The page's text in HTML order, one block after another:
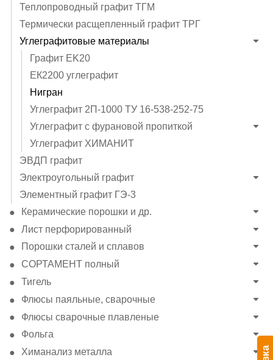
Теплопроводный графит ТГМ
Термически расщепленный графит ТРГ
Углеграфитовые материалы
Графит EK20
ЕК2200 углеграфит
Нигран
Углеграфит 2П-1000 ТУ 16-538-252-75
Углеграфит с фурановой пропиткой
Углеграфит ХИМАНИТ
ЭВДП графит
Электроугольный графит
Элементный графит ГЭ-3
Керамические порошки и др.
Лист перфорированный
Порошки сталей и сплавов
СОРТАМЕНТ полный
Тигель
Флюсы паяльные, сварочные
Флюсы сварочные плавленые
Фольга
Химанализ металла